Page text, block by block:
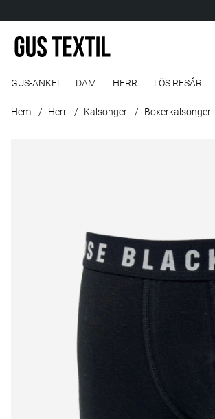
GUS-ANKEL DAM HERR LÖS RESÅR
Hem Herr Kalsonger Boxerkalsonger